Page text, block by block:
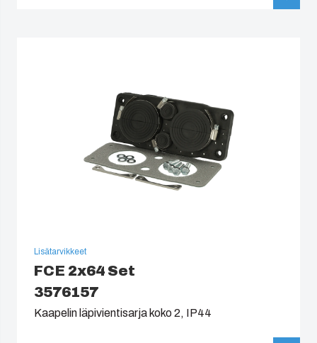
Lisätarvikkeet
FCE 2x64 Set
3576157
Kaapelin läpivientisarja koko 2, IP44